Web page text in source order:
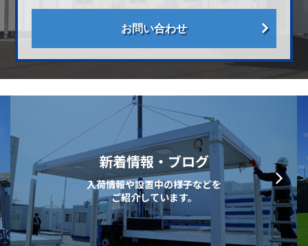
お問い合わせ
新着情報・ブログ
入荷情報や設置中の様子などを
ご紹介しています。